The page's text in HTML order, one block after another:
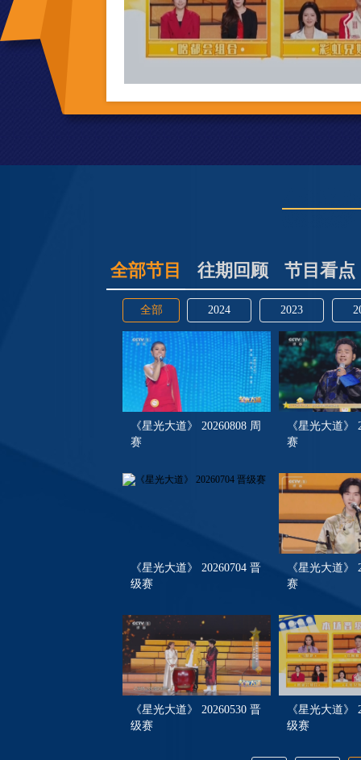
全部节目 往期回顾 节目看点
全部 2024 2023
《星光大道》 20260808 周
赛
《星光大道》
赛
《星光大道》 20260704 晋
级赛
《星光大道》
赛
《星光大道》 20260530 晋
级赛
《星光大道》
级赛